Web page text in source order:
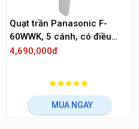
Quạt trần Panasonic F-
60WWK, 5 cánh, có điều
khiển
4,690,000đ
MUA NGAY